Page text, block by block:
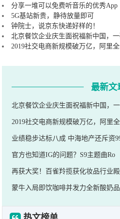
分享一堆可以免费听音乐的优秀App
5G基站新贵，静待放量即可
钟院士，说京东快递好样的！
北京餐饮企业庆生面祝福新中国，
2019社交电商新规模破万亿，阿里
最新文
北京餐饮企业庆生面祝福新中国，
2019社交电商新规模破万亿，阿里全
业绩稳步达标八成 中海地产还斥资
官方也知道IG的问题？S9主题曲Ro
再获大奖！百雀羚揽获化妆品行业
蒙牛入局即饮咖啡并发力全新酸奶品